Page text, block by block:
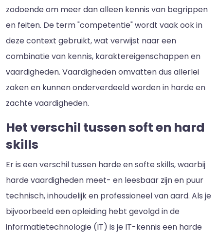
zodoende om meer dan alleen kennis van begrippen
en feiten. De term "competentie" wordt vaak ook in
deze context gebruikt, wat verwijst naar een
combinatie van kennis, karaktereigenschappen en
vaardigheden. Vaardigheden omvatten dus allerlei
zaken en kunnen onderverdeeld worden in harde en
zachte vaardigheden.
Het verschil tussen soft en hard
skills
Er is een verschil tussen harde en softe skills, waarbij
harde vaardigheden meet- en leesbaar zijn en puur
technisch, inhoudelijk en professioneel van aard. Als je
bijvoorbeeld een opleiding hebt gevolgd in de
informatietechnologie (IT) is je IT-kennis een harde